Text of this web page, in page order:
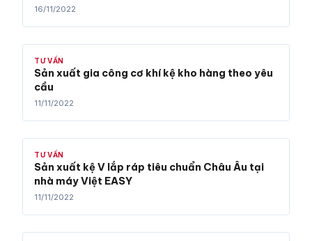
16/11/2022
TƯ VẤN
Sản xuất gia công cơ khí kệ kho hàng theo yêu
cầu
11/11/2022
TƯ VẤN
Sản xuất kệ V lắp ráp tiêu chuẩn Châu Âu tại
nhà máy Việt EASY
11/11/2022